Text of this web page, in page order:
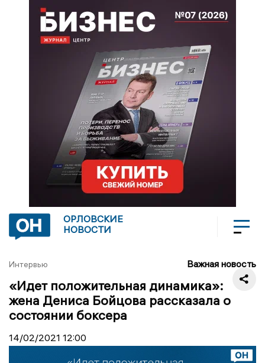
ОРЛОВСКИЕ
НОВОСТИ
Интервью Важная новость
«Идет положительная динамика»:
жена Дениса Бойцова рассказала о
состоянии боксера
14/02/2021 12:00